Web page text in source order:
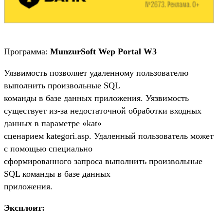
Программа: MunzurSoft Wep Portal W3
Уязвимость позволяет удаленному пользователю
выполнить произвольные SQL
команды в базе данных приложения. Уязвимость
существует из-за недостаточной обработки входных
данных в параметре «kat»
сценарием kategori.asp. Удаленный пользователь может
с помощью специально
сформированного запроса выполнить произвольные
SQL команды в базе данных
приложения.
Эксплоит: